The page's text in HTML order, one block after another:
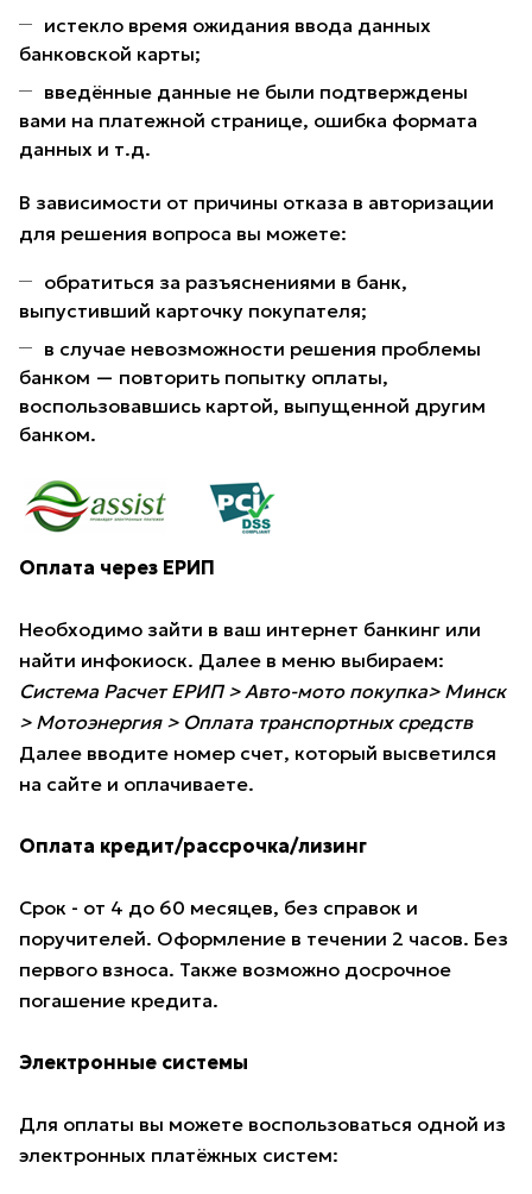
истекло время ожидания ввода данных
банковской карты;
введённые данные не были подтверждены
вами на платежной странице, ошибка формата
данных и т.д.
В зависимости от причины отказа в авторизации
для решения вопроса вы можете:
обратиться за разъяснениями в банк,
выпустивший карточку покупателя;
в случае невозможности решения проблемы
банком — повторить попытку оплаты,
воспользовавшись картой, выпущенной другим
банком.
Оплата через ЕРИП
Необходимо зайти в ваш интернет банкинг или
найти инфокиоск. Далее в меню выбираем:
Система Расчет ЕРИП > Авто-мото покупка> Минск
> Мотоэнергия > Оплата транспортных средств
Далее вводите номер счет, который высветился
на сайте и оплачиваете.
Оплата кредит/рассрочка/лизинг
Срок - от 4 до 60 месяцев, без справок и
поручителей. Оформление в течении 2 часов. Без
первого взноса. Также возможно досрочное
погашение кредита.
Электронные системы
Для оплаты вы можете воспользоваться одной из
электронных платёжных систем: